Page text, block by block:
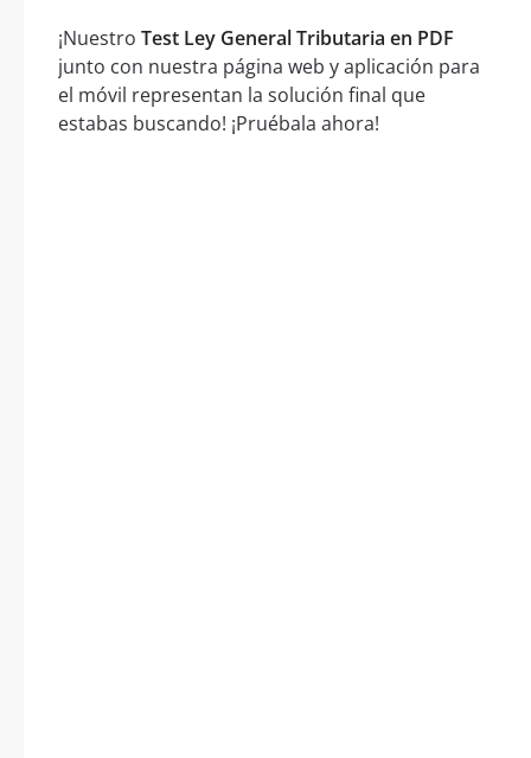
¡Nuestro Test Ley General Tributaria en PDF
junto con nuestra página web y aplicación para
el móvil representan la solución final que
estabas buscando! ¡Pruébala ahora!